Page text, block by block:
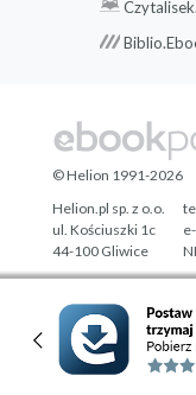
Designed with ♥ by
© Helion 1991-2026
Helion.pl sp. z o.o.
ul. Kościuszki 1c
44-100 Gliwice